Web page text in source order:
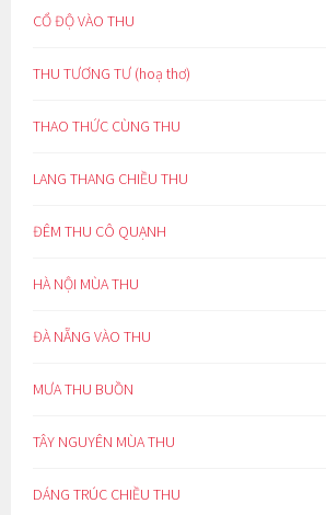
CỔ ĐỘ VÀO THU
THU TƯƠNG TƯ (hoạ thơ)
THAO THỨC CÙNG THU
LANG THANG CHIỀU THU
ĐÊM THU CÔ QUẠNH
HÀ NỘI MÙA THU
ĐÀ NẴNG VÀO THU
MƯA THU BUỒN
TÂY NGUYÊN MÙA THU
DÁNG TRÚC CHIỀU THU